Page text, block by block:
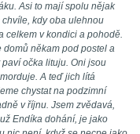
Asi to mají spolu nějak
kdy oba ulehnou
celkem v kondici a pohodě.
domů někam pod postel a
očka lituju. Oni jsou
A teď jich lítá
chystat na podzimní
v říjnu. Jsem zvědavá,
Endíka dohání, je jako